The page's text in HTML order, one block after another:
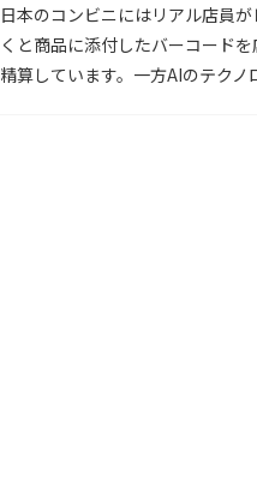
日本のコンビニにはリアル店員
くと商品に添付したバーコード
精算しています。一方AIのテクノ